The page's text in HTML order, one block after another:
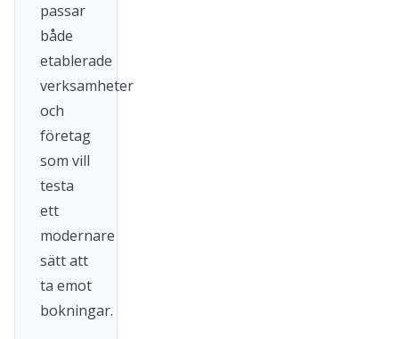
passar
både
etablerade
verksamheter
och
företag
som vill
testa
ett
modernare
sätt att
ta emot
bokningar.